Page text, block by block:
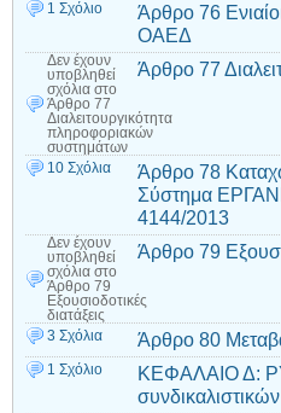
1 Σχόλιο
Άρθρο 76
ΟΑΕΔ
Δεν έχουν
υποβληθεί
σχόλια στο
Άρθρο 77
Διαλειτουργικότητα
πληροφοριακών
συστημάτων
Άρθρο 77
10 Σχόλια
Άρθρο 78
Σύστημα
4144/2013
Δεν έχουν
υποβληθεί
σχόλια στο
Άρθρο 79
Εξουσιοδοτικές
διατάξεις
Άρθρο 79
3 Σχόλια Άρθρο 80
1 Σχόλιο
ΚΕΦΑΛΑΙΟ Δ: